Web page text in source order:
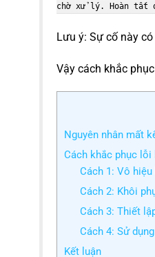
chờ xử lý. Hoàn
Lưu ý: Sự cố này
Vậy cách khắc
Nguyên nhân mất
Cách khắc phục
Cách 1: Vô
Cách 2: Khôi
Cách 3: Thiết
Cách 4: Sử
Kết luận